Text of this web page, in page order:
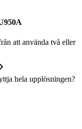
att använda två eller
hela upplösningen?